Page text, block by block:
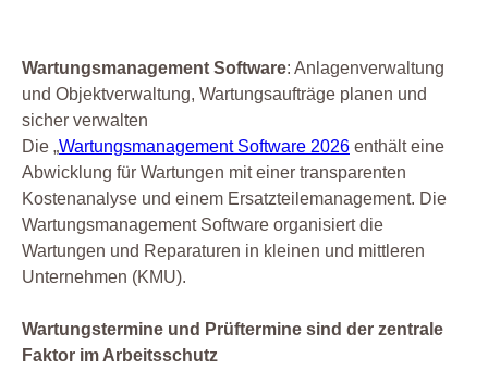
Wartungsmanagement Software: Anlagenverwaltung
und Objektverwaltung, Wartungsaufträge planen und
sicher verwalten
Die „Wartungsmanagement Software 2026 enthält eine
Abwicklung für Wartungen mit einer transparenten
Kostenanalyse und einem Ersatzteilemanagement. Die
Wartungsmanagement Software organisiert die
Wartungen und Reparaturen in kleinen und mittleren
Unternehmen (KMU).
Wartungstermine und Prüftermine sind der zentrale
Faktor im Arbeitsschutz